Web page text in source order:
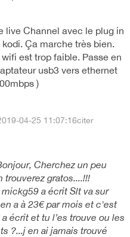
live Channel avec le plug in
Ça marche très bien.
est trop faible. Passe en
usb3 vers ethernet
)
04-25 11:07:16citer
Cherchez un peu
trouverez gratos....!!!
a écrit Slt va sur
a à 23€ par mois et c'est
écrit et tu l’es trouve ou les
?...j en ai jamais trouvé